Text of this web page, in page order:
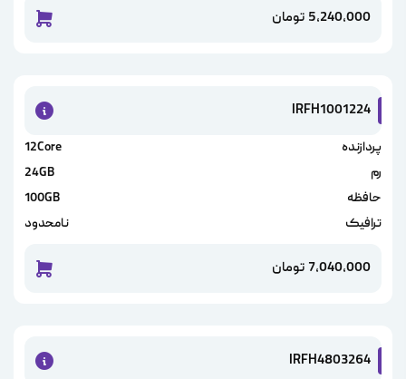
5,240,000 تومان
خرید
IRFH1001224
پردازنده
رم
حافظه
ترافیک
12Core
24GB
100GB
نامحدود
7,040,000 تومان
خرید
IRFH4803264